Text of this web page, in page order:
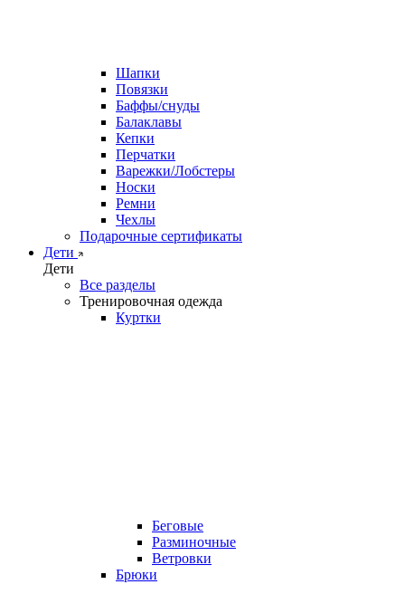
Шапки
Повязки
Баффы/снуды
Балаклавы
Кепки
Перчатки
Варежки/Лобстеры
Носки
Ремни
Чехлы
Подарочные сертификаты
Дети
Дети
Все разделы
Тренировочная одежда
Куртки
Беговые
Разминочные
Ветровки
Брюки